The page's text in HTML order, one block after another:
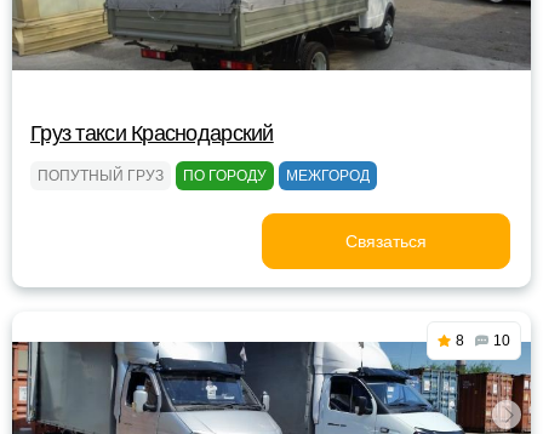
Груз такси Краснодарский
ПОПУТНЫЙ ГРУЗ ПО ГОРОДУ МЕЖГОРОД
Связаться
8 10